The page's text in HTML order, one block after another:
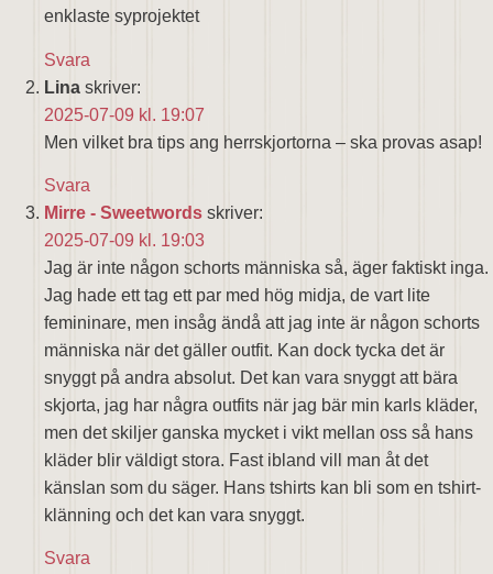
enklaste syprojektet
Svara
Lina skriver:
2025-07-09 kl. 19:07
Men vilket bra tips ang herrskjortorna – ska provas asap!
Svara
Mirre - Sweetwords skriver:
2025-07-09 kl. 19:03
Jag är inte någon schorts människa så, äger faktiskt inga.
Jag hade ett tag ett par med hög midja, de vart lite
femininare, men insåg ändå att jag inte är någon schorts
människa när det gäller outfit. Kan dock tycka det är
snyggt på andra absolut. Det kan vara snyggt att bära
skjorta, jag har några outfits när jag bär min karls kläder,
men det skiljer ganska mycket i vikt mellan oss så hans
kläder blir väldigt stora. Fast ibland vill man åt det
känslan som du säger. Hans tshirts kan bli som en tshirt-
klänning och det kan vara snyggt.
Svara